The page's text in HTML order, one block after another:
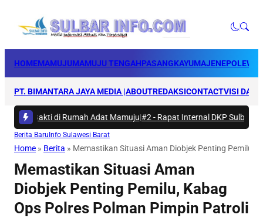
HOMEMAMUJUMAMUJU TENGAHPASANGKAYUMAJENE
PT. BIMANTARA JAYA MEDIA |ABOUTREDAKSICONTACTVISI DAN
Bakti di Rumah Adat Mamuju|#2 -Rapat Internal DKP Sulbar,
Berita Baru Info Sulawesi Barat
Home » Berita » Memastikan Situasi Aman Diobjek Penting Pemilu,
Memastikan Situasi Aman
Diobjek Penting Pemilu, Kabag
Ops Polres Polman Pimpin Patroli